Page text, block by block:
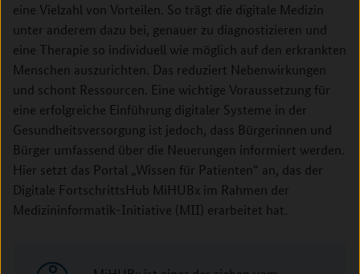
eine Vielzahl von Vorteilen. So trägt die digitale Medizin
unter anderem dazu bei, genauer zu diagnostizieren und
eine Therapie so individuell wie möglich auf den erkrankten
Menschen auszurichten. Das reduziert Nebenwirkungen
und schont Ressourcen. Eine wichtige Voraussetzung für
eine erfolgreiche Einführung digitaler Systeme in der
Gesundheitsversorgung ist jedoch, dass Bürgerinnen und
Bürger umfassend über die Neuerungen informiert werden.
Hier setzt das Portal „Wissen für Patienten“ an, das der
Digitale FortschrittsHub MiHUBx im Rahmen der
Medizininformatik-Initiative (MII) erarbeitet hat.